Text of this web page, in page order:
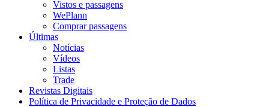
Vistos e passagens
WePlann
Comprar passagens
Últimas
Notícias
Vídeos
Listas
Trade
Revistas Digitais
Política de Privacidade e Proteção de Dados